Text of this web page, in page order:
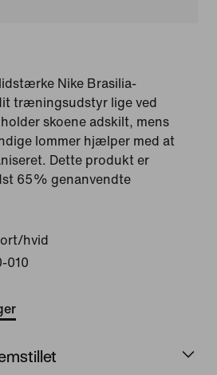
Nike Brasilia-
træningsudstyr lige ved
skoene adskilt, mens
lommer hjælper med at
Dette produkt er
65% genanvendte
hvid
010